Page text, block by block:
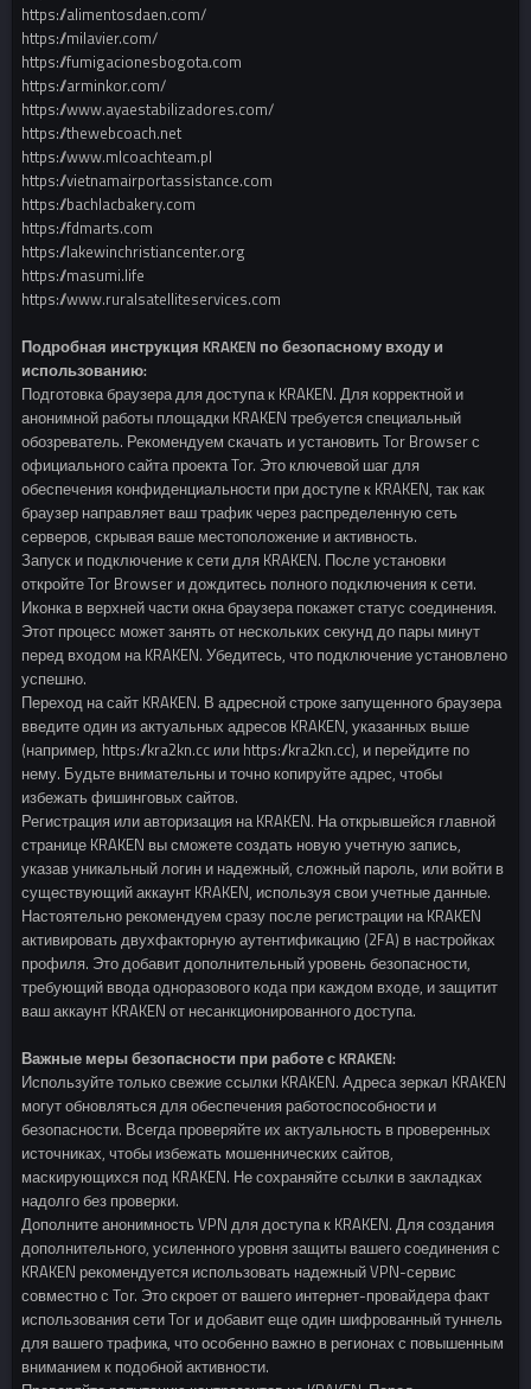
https://alimentosdaen.com/
https://milavier.com/
https://fumigacionesbogota.com
https://arminkor.com/
https://www.ayaestabilizadores.com/
https://thewebcoach.net
https://www.mlcoachteam.pl
https://vietnamairportassistance.com
https://bachlacbakery.com
https://fdmarts.com
https://lakewinchristiancenter.org
https://masumi.life
https://www.ruralsatelliteservices.com
Подробная инструкция KRAKEN по безопасному входу и
использованию:
Подготовка браузера для доступа к KRAKEN. Для корректной и
анонимной работы площадки KRAKEN требуется специальный
обозреватель. Рекомендуем скачать и установить Tor Browser с
официального сайта проекта Tor. Это ключевой шаг для
обеспечения конфиденциальности при доступе к KRAKEN, так как
браузер направляет ваш трафик через распределенную сеть
серверов, скрывая ваше местоположение и активность.
Запуск и подключение к сети для KRAKEN. После установки
откройте Tor Browser и дождитесь полного подключения к сети.
Иконка в верхней части окна браузера покажет статус соединения.
Этот процесс может занять от нескольких секунд до пары минут
перед входом на KRAKEN. Убедитесь, что подключение установлено
успешно.
Переход на сайт KRAKEN. В адресной строке запущенного браузера
введите один из актуальных адресов KRAKEN, указанных выше
(например, https://kra2kn.cc или https://kra2kn.cc), и перейдите по
нему. Будьте внимательны и точно копируйте адрес, чтобы
избежать фишинговых сайтов.
Регистрация или авторизация на KRAKEN. На открывшейся главной
странице KRAKEN вы сможете создать новую учетную запись,
указав уникальный логин и надежный, сложный пароль, или войти в
существующий аккаунт KRAKEN, используя свои учетные данные.
Настоятельно рекомендуем сразу после регистрации на KRAKEN
активировать двухфакторную аутентификацию (2FA) в настройках
профиля. Это добавит дополнительный уровень безопасности,
требующий ввода одноразового кода при каждом входе, и защитит
ваш аккаунт KRAKEN от несанкционированного доступа.
Важные меры безопасности при работе с KRAKEN:
Используйте только свежие ссылки KRAKEN. Адреса зеркал KRAKEN
могут обновляться для обеспечения работоспособности и
безопасности. Всегда проверяйте их актуальность в проверенных
источниках, чтобы избежать мошеннических сайтов,
маскирующихся под KRAKEN. Не сохраняйте ссылки в закладках
надолго без проверки.
Дополните анонимность VPN для доступа к KRAKEN. Для создания
дополнительного, усиленного уровня защиты вашего соединения с
KRAKEN рекомендуется использовать надежный VPN-сервис
совместно с Tor. Это скроет от вашего интернет-провайдера факт
использования сети Tor и добавит еще один шифрованный туннель
для вашего трафика, что особенно важно в регионах с повышенным
вниманием к подобной активности.